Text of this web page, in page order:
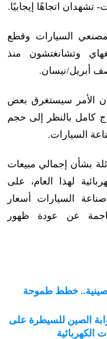
تشهدان اتجاهًا إيجابيًا.
السيارات وقطع
وتشانغتشون منذ
أبريل/نيسان.
الأمر سيستغرق بعض
كامل بالنظر إلى حجم
السيارات.
بشأن إجمالي مبيعات
لهذا العام، على
السيارات أسعار
عن عودة ظهور
الصينية.. خطط طموحة
الصين للسيطرة على
الكهربائية